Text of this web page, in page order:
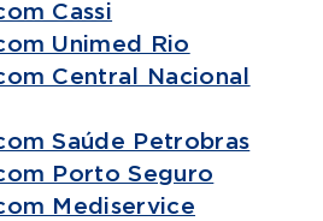
Cassi
Unimed Rio
Central Nacional
Saúde Petrobras
Porto Seguro
Mediservice